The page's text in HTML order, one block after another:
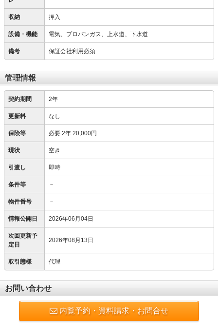
収納 押入
設備・機能 電気、プロパンガス、上水道、下水道
備考 保証会社利用必須
管理情報
契約期間 2年
更新料 なし
保険等 必要 2年 20,000円
現状 空き
引渡し 即時
条件等 －
物件番号 －
情報公開日 2026年06月04日
次回更新予
定日
2026年08月13日
取引態様 代理
お問い合わせ
内覧予約・資料請求・お問合せ